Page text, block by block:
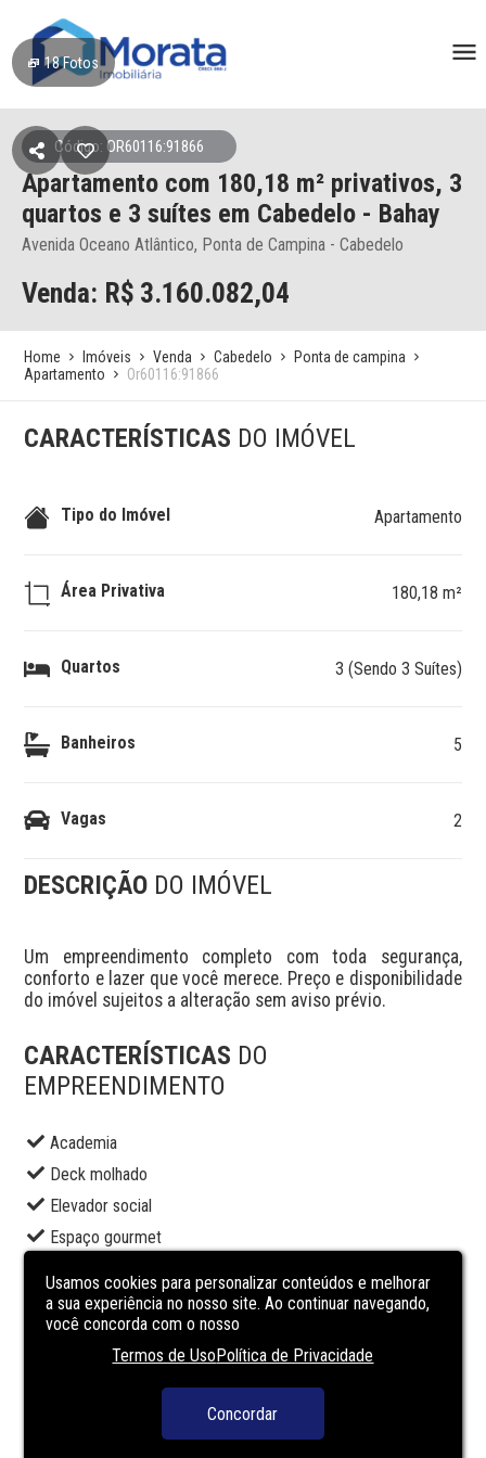
18Fotos
Código: OR60116:91866
Apartamento com 180,18 m² privativos, 3
quartos e 3 suítes em Cabedelo - Bahay
Avenida Oceano Atlântico, Ponta de Campina - Cabedelo
Venda: R$ 3.160.082,04
Home Imóveis Venda Cabedelo
Ponta de campina
Apartamento
Or60116:91866
CARACTERÍSTICAS DO IMÓVEL
Tipo do Imóvel Apartamento
Área Privativa 180,18 m²
Quartos 3 (Sendo 3 Suítes)
Banheiros 5
Vagas 2
DESCRIÇÃO DO IMÓVEL
Um empreendimento completo com toda segurança,
conforto e lazer que você merece. Preço e disponibilidade
do imóvel sujeitos a alteração sem aviso prévio.
CARACTERÍSTICAS DO
EMPREENDIMENTO
Academia
Deck molhado
Elevador social
Espaço gourmet
Piscina adulto
Piscina infantil
Usamos cookies para personalizar conteúdos e melhorar
a sua experiência no nosso site. Ao continuar navegando,
você concorda com o nosso
Termos de UsoPolítica de Privacidade
Concordar